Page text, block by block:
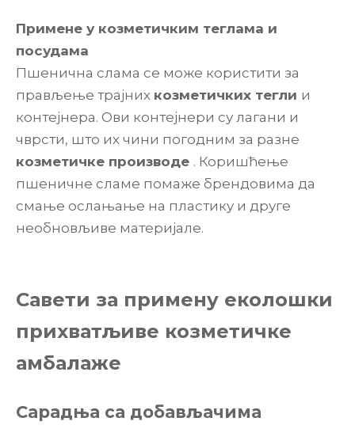
Примене у козметичким теглама и
посудама
Пшенична слама се може користити за
прављење трајних козметичких тегли и
контејнера. Ови контејнери су лагани и
чврсти, што их чини погодним за разне
козметичке производе . Коришћење
пшеничне сламе помаже брендовима да
смање ослањање на пластику и друге
необновљиве материјале.
Савети за примену еколошки
прихватљиве козметичке
амбалаже
Сарадња са добављачима